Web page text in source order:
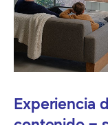
Experiencia